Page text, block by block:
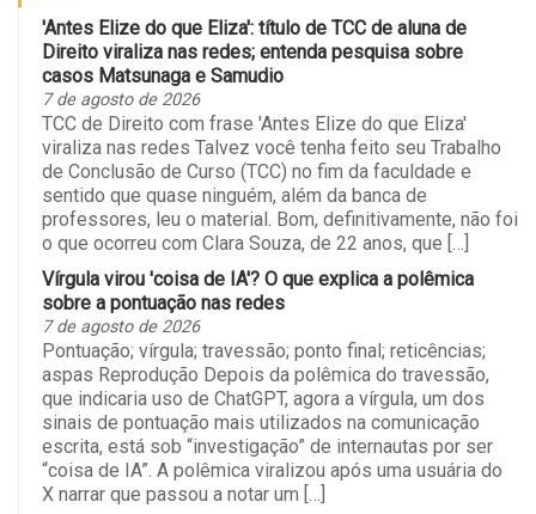
'Antes Elize do que Eliza': título de TCC de aluna de
Direito viraliza nas redes; entenda pesquisa sobre
casos Matsunaga e Samudio
7 de agosto de 2026
TCC de Direito com frase 'Antes Elize do que Eliza'
viraliza nas redes Talvez você tenha feito seu Trabalho
de Conclusão de Curso (TCC) no fim da faculdade e
sentido que quase ninguém, além da banca de
professores, leu o material. Bom, definitivamente, não foi
o que ocorreu com Clara Souza, de 22 anos, que […]
Vírgula virou 'coisa de IA'? O que explica a polêmica
sobre a pontuação nas redes
7 de agosto de 2026
Pontuação; vírgula; travessão; ponto final; reticências;
aspas Reprodução Depois da polêmica do travessão,
que indicaria uso de ChatGPT, agora a vírgula, um dos
sinais de pontuação mais utilizados na comunicação
escrita, está sob “investigação” de internautas por ser
“coisa de IA”. A polêmica viralizou após uma usuária do
X narrar que passou a notar um […]